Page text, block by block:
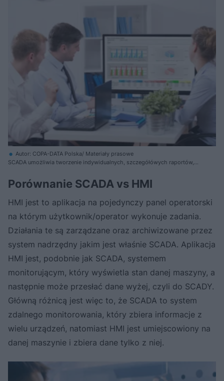
Autor: COPA-DATA Polska/ Materiały prasowe
SCADA umożliwia tworzenie indywidualnych, szczegółówych raportów,
Porównanie SCADA vs HMI
HMI jest to aplikacja na pojedynczy panel operatorski
na którym użytkownik/operator wykonuje zadania.
Działania te są zarządzane oraz archiwizowane przez
system nadrzędny jakim jest właśnie SCADA. Aplikacja
HMI jest, podobnie jak SCADA, systemem
monitorującym, który wyświetla stan danej maszyny, a
następnie może przesłać dane wyżej, czyli do SCADY.
Główną różnicą jest więc to, że SCADA to system
zdalnego monitorowania, który zbiera informacje z
wielu urządzeń, natomiast HMI jest umiejscowiony na
danej maszynie i zbiera dane tylko z niej.